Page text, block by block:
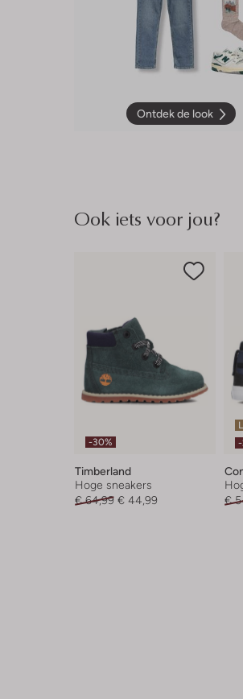
Ontdek de look
Ook iets voor jou?
-30%
Timberland
Hoge sneakers
€ 64,99 € 44,99
€